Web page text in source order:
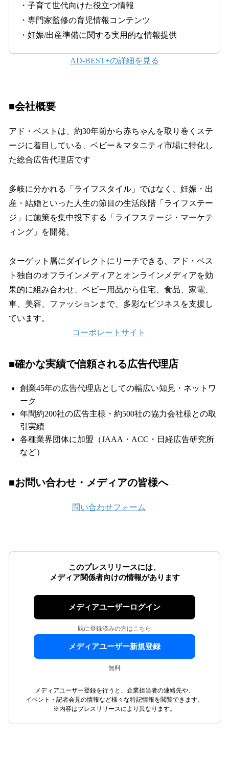
・子育て世代向けた役立つ情報
・専門家監修の育児情報コンテンツ
・妊娠/出産準備に関する実用的な情報提供
AD-BEST+の詳細を見る
■会社概要
アド・ベストは、約30年前から赤ちゃんを取り巻くステ
ージに着目している、ベビー＆マタニティ市場に特化し
た総合広告代理店です
多岐に分かれる「ライフスタイル」ではなく、妊娠・出
産・結婚といった人生の節目の生活段階「ライフステー
ジ」に施策を集中投下する「ライフステージ・マーケテ
ィング」を開発。
ターゲット層にダイレクトにリーチできる、アド・ベス
ト独自のオフラインメディアとオンラインメディアを効
果的に組み合わせ、ベビー用品から住宅、食品、家電、
車、美容、ファッションまで、多彩なビジネスを支援し
ています。
コーポレートサイト
■確かな実績で信頼される広告代理店
創業45年の広告代理店としての幅広い知見・ネットワ
ーク
年間約200社の広告主様・約500社の協力会社様との取
引実績
各種業界団体に加盟（JAAA・ACC・日経広告研究所
など）
■お問い合わせ・メディアの皆様へ
問い合わせフォーム
このプレスリリースには、
メディア関係者向けの情報があります
メディアユーザーログイン
既に登録済みの方はこちら
メディアユーザー新規登録
無料
メディアユーザー登録を行うと、企業担当者の連絡先や、
イベント・記者会見の情報など様々な特記情報を閲覧できます。
※内容はプレスリリースにより異なります。